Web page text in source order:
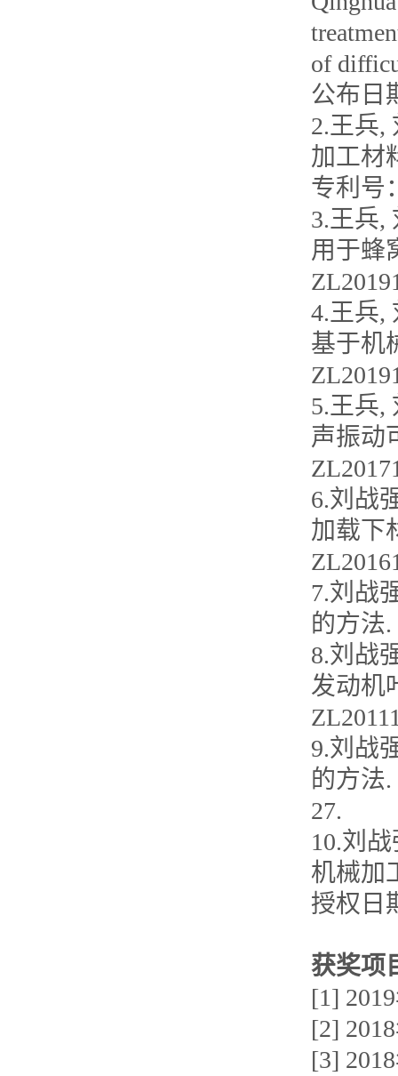
of
公布日
2.王兵,
加工材
专利号
3.王兵,
用于蜂
4.王兵,
基于机
5.王兵,
声振动
6.刘战
加载下
7.刘战
的方法.
8.刘战
发动机
9.刘战
的方法.
27.
10.刘
机械加
授权日
获奖项
[1]
[2]
[3]